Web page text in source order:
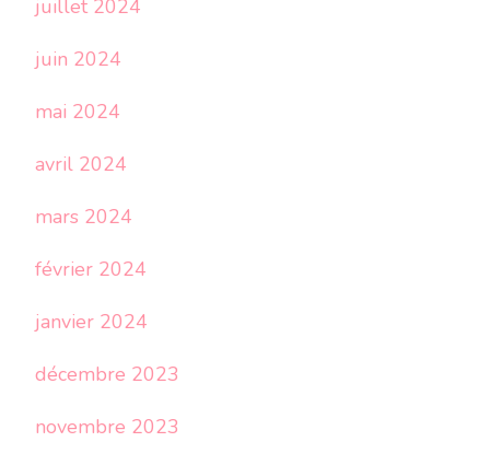
juillet 2024
juin 2024
mai 2024
avril 2024
mars 2024
février 2024
janvier 2024
décembre 2023
novembre 2023